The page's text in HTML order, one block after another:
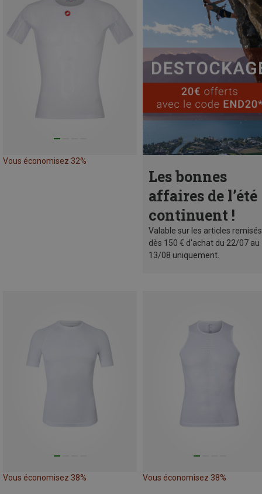
Vous économisez 32%
Les bonnes
affaires de l’été
continuent !
Valable sur les articles remisés
dès 150 € d'achat du 22/07 au
13/08 uniquement.
Vous économisez 38% Vous économisez 38%